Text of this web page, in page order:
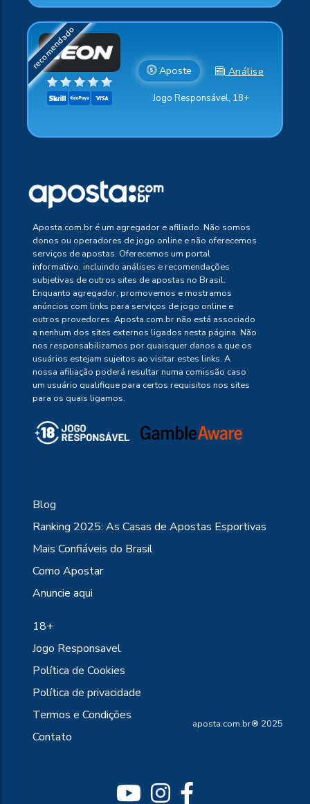
Aposte Análise
Jogo Responsável, 18+
Aposta.com.br é um agregador e afiliado. Não somos
donos ou operadores de jogo online e não oferecemos
serviços de apostas. Oferecemos um portal
informativo, incluindo análises e recomendações
subjetivas de outros sites de apostas no Brasil.
Enquanto agregador, promovemos e mostramos
anúncios com links para serviços de jogo online e
outros provedores. Aposta.com.br não está associado
a nenhum dos sites externos ligados nesta página. Não
nos responsabilizamos por quaisquer danos a que os
usuários estejam sujeitos ao visitar estes links. A
nossa afiliação poderá resultar numa comissão caso
um usuário qualifique para certos requisitos nos sites
para os quais ligamos.
Blog
Ranking 2025: As Casas de Apostas Esportivas
Mais Confiáveis do Brasil
Como Apostar
Anuncie aqui
18+
Jogo Responsavel
Política de Cookies
Política de privacidade
Termos e Condições
Contato
aposta.com.br® 2025